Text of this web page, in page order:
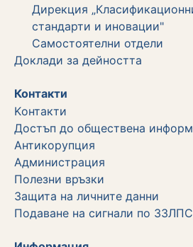
Дирекция
стандарти и иновации"
Самостоятелни отдели
Дoклади за дейността
Контакти
Kонтакти
Достъп до обществена
Aнтикорупция
Администрация
Полезни връзки
Защита на личните данни
Подаване на сигнали по